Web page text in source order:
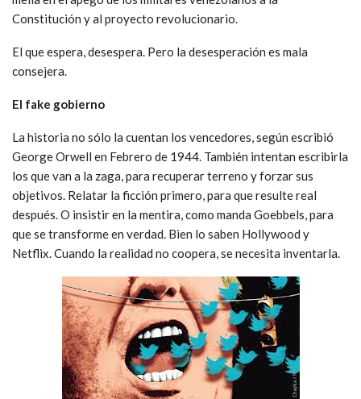
Constitución y al proyecto revolucionario.
El que espera, desespera. Pero la desesperación es mala
consejera.
El fake gobierno
La historia no sólo la cuentan los vencedores, según escribió
George Orwell en Febrero de 1944. También intentan escribirla
los que van a la zaga, para recuperar terreno y forzar sus
objetivos. Relatar la ficción primero, para que resulte real
después. O insistir en la mentira, como manda Goebbels, para
que se transforme en verdad. Bien lo saben Hollywood y
Netflix. Cuando la realidad no coopera, se necesita inventarla.